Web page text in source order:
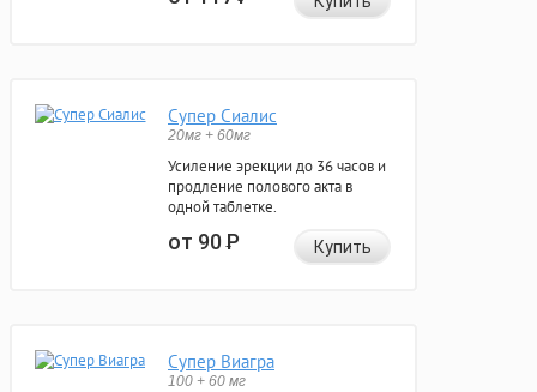
Супер Сиалис
20мг + 60мг
Усиление эрекции до 36 часов и
продление полового акта в
одной таблетке.
от 90Р Купить
Супер Виагра
100 + 60 мг